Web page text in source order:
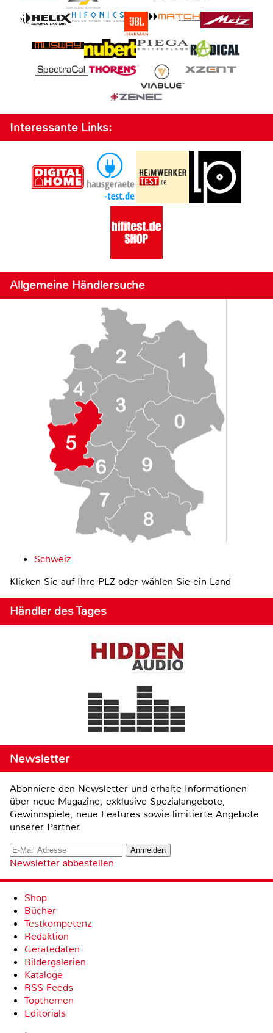
Interessante Links:
Allgemeine Händlersuche
Schweiz
Klicken Sie auf Ihre PLZ oder wählen Sie ein Land
Händler des Tages
Newsletter
Abonniere den Newsletter und erhalte Informationen
über neue Magazine, exklusive Spezialangebote,
Gewinnspiele, neue Features sowie limitierte Angebote
unserer Partner.
Newsletter abbestellen
Shop
Bücher
Testkompetenz
Redaktion
Gerätedaten
Bildergalerien
Kataloge
RSS-Feeds
Topthemen
Editorials